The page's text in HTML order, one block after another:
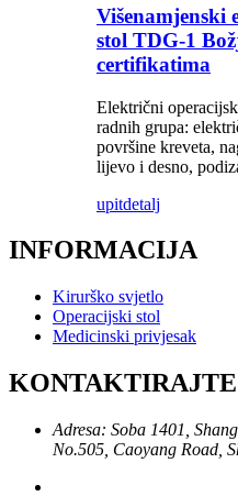
Višenamjenski
stol TDG-1
certifikatima
Električni
radnih grupa:
površine kreveta,
lijevo i desno,
upitdetalj
INFORMACIJA
Kirurško svjetlo
Operacijski stol
Medicinski privjesak
KONTAKTIRAJTE
Adresa: Soba 1401,
No.505, Caoyang Road,